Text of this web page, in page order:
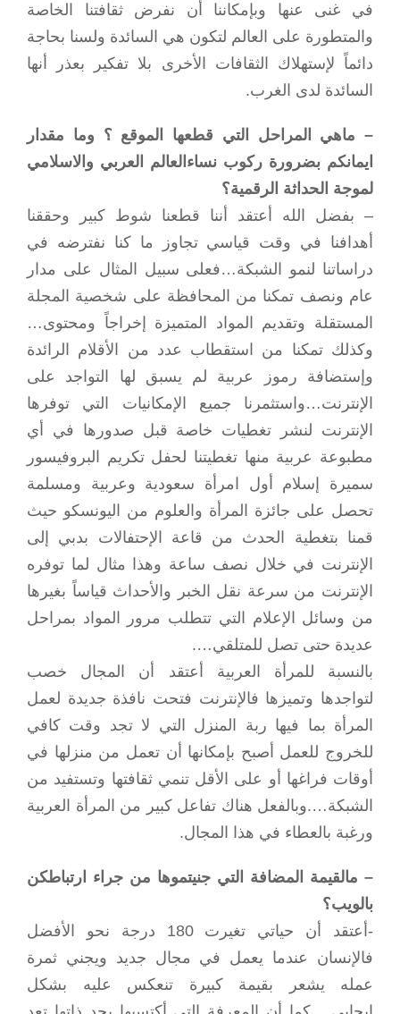
في غنى عنها وبإمكاننا أن نفرض ثقافتنا الخاصة
والمتطورة على العالم لتكون هي السائدة ولسنا بحاجة
دائماً لإستهلاك الثقافات الأخرى بلا تفكير بعذر أنها
السائدة لدى الغرب.
– ماهي المراحل التي قطعها الموقع ؟ وما مقدار
ايمانكم بضرورة ركوب نساءالعالم العربي والاسلامي
لموجة الحداثة الرقمية؟
– بفضل الله أعتقد أننا قطعنا شوط كبير وحققنا
أهدافنا في وقت قياسي تجاوز ما كنا نفترضه في
دراساتنا لنمو الشبكة…فعلى سبيل المثال على مدار
عام ونصف تمكنا من المحافظة على شخصية المجلة
المستقلة وتقديم المواد المتميزة إخراجاً ومحتوى…
وكذلك تمكنا من استقطاب عدد من الأقلام الرائدة
وإستضافة رموز عربية لم يسبق لها التواجد على
الإنترنت…واستثمرنا جميع الإمكانيات التي توفرها
الإنترنت لنشر تغطيات خاصة قبل صدورها في أي
مطبوعة عربية منها تغطيتنا لحفل تكريم البروفيسور
سميرة إسلام أول امرأة سعودية وعربية ومسلمة
تحصل على جائزة المرأة والعلوم من اليونسكو حيث
قمنا بتغطية الحدث من قاعة الإحتفالات بدبي إلى
الإنترنت في خلال نصف ساعة وهذا مثال لما توفره
الإنترنت من سرعة نقل الخبر والأحداث قياساً بغيرها
من وسائل الإعلام التي تتطلب مرور المواد بمراحل
عديدة حتى تصل للمتلقي….
بالنسبة للمرأة العربية أعتقد أن المجال خصب
لتواجدها وتميزها فالإنترنت فتحت نافذة جديدة لعمل
المرأة بما فيها ربة المنزل التي لا تجد وقت كافي
للخروج للعمل أصبح بإمكانها أن تعمل من منزلها في
أوقات فراغها أو على الأقل تنمي ثقافتها وتستفيد من
الشبكة….وبالفعل هناك تفاعل كبير من المرأة العربية
ورغبة بالعطاء في هذا المجال.
– مالقيمة المضافة التي جنيتموها من جراء ارتباطكن
بالويب؟
-أعتقد أن حياتي تغيرت 180 درجة نحو الأفضل
فالإنسان عندما يعمل في مجال جديد ويجني ثمرة
عمله يشعر بقيمة كبيرة تنعكس عليه بشكل